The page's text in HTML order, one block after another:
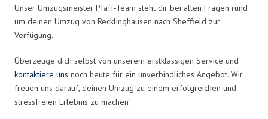
Unser Umzugsmeister Pfaff-Team steht dir bei allen Fragen rund
um deinen Umzug von Recklinghausen nach Sheffield zur
Verfügung.
Überzeuge dich selbst von unserem erstklassigen Service und
kontaktiere uns noch heute für ein unverbindliches Angebot. Wir
freuen uns darauf, deinen Umzug zu einem erfolgreichen und
stressfreien Erlebnis zu machen!